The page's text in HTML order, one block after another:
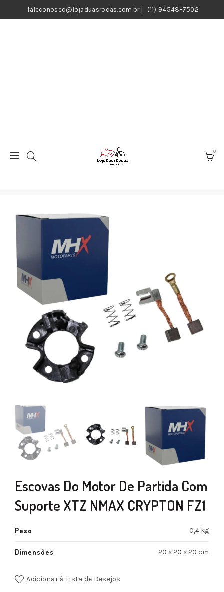
faleconosco@lojaduasrodas.com.br| (11) 94548-7502
0
Escovas Do Motor De Partida Com
Suporte XTZ NMAX CRYPTON FZ1
Peso 0,4 kg
Dimensões 20 × 20 × 20 cm
Adicionar à Lista de Desejos